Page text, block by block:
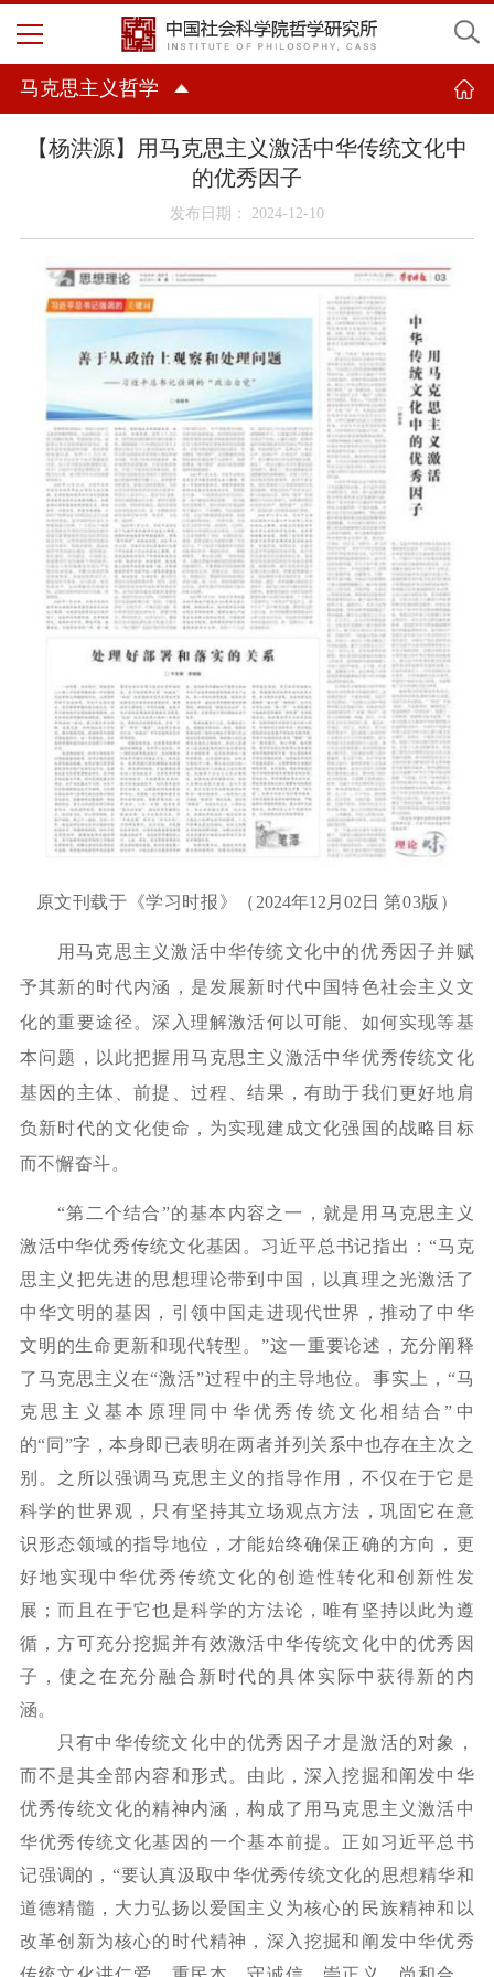
马克思主义哲学
【杨洪源】用马克思主义激活中华传统文化中
的优秀因子
发布日期： 2024-12-10
原文刊载于《学习时报》（ 2024年12月02日 第03版）
用马克思主义激活中华传统文化中的优秀因子并赋
予其新的时代内涵，是发展新时代中国特色社会主义文
化的重要途径。深入理解激活何以可能、如何实现等基
本问题，以此把握用马克思主义激活中华优秀传统文化
基因的主体、前提、过程、结果，有助于我们更好地肩
负新时代的文化使命，为实现建成文化强国的战略目标
而不懈奋斗。
“第二个结合”的基本内容之一，就是用马克思主义
激活中华优秀传统文化基因。习近平总书记指出：“马克
思主义把先进的思想理论带到中国，以真理之光激活了
中华文明的基因，引领中国走进现代世界，推动了中华
文明的生命更新和现代转型。”这一重要论述，充分阐释
了马克思主义在“激活”过程中的主导地位。事实上，“马
克思主义基本原理同中华优秀传统文化相结合”中
的“同”字，本身即已表明在两者并列关系中也存在主次之
别。之所以强调马克思主义的指导作用，不仅在于它是
科学的世界观，只有坚持其立场观点方法，巩固它在意
识形态领域的指导地位，才能始终确保正确的方向，更
好地实现中华优秀传统文化的创造性转化和创新性发
展；而且在于它也是科学的方法论，唯有坚持以此为遵
循，方可充分挖掘并有效激活中华传统文化中的优秀因
子，使之在充分融合新时代的具体实际中获得新的内
涵。
只有中华传统文化中的优秀因子才是激活的对象，
而不是其全部内容和形式。由此，深入挖掘和阐发中华
优秀传统文化的精神内涵，构成了用马克思主义激活中
华优秀传统文化基因的一个基本前提。正如习近平总书
记强调的，“要认真汲取中华优秀传统文化的思想精华和
道德精髓，大力弘扬以爱国主义为核心的民族精神和以
改革创新为核心的时代精神，深入挖掘和阐发中华优秀